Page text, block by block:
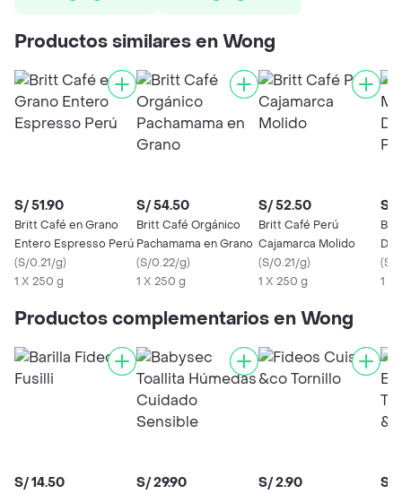
Productos similares en Wong
S/ 51.90
Britt Café en Grano
Entero Espresso Perú
(S/0.21/g)
1 X 250 g
S/ 54.50
Britt Café Orgánico
Pachamama en Grano
(S/0.22/g)
1 X 250 g
S/ 52.50
Britt Café Perú
Cajamarca Molido
(S/0.21/g)
1 X 250 g
S/
(S/
1 X
Productos complementarios en Wong
S/ 14.50 S/ 29.90 S/ 2.90 S/